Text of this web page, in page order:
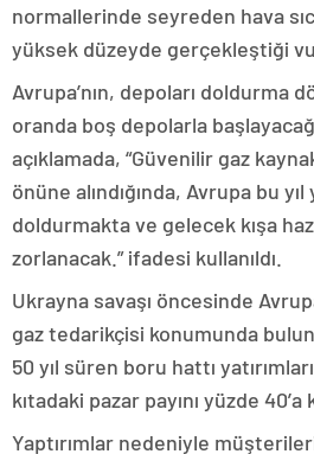
normallerinde seyreden hava
yüksek düzeyde gerçekleştiği
Avrupa’nın, depoları doldurma
oranda boş depolarla
açıklamada, “Güvenilir gaz
önüne alındığında, Avrupa bu yıl
doldurmakta ve gelecek kışa
zorlanacak.” ifadesi kullanıldı.
Ukrayna savaşı öncesinde
gaz tedarikçisi konumunda
50 yıl süren boru hattı
kıtadaki pazar payını yüzde 40’a
Yaptırımlar nedeniyle